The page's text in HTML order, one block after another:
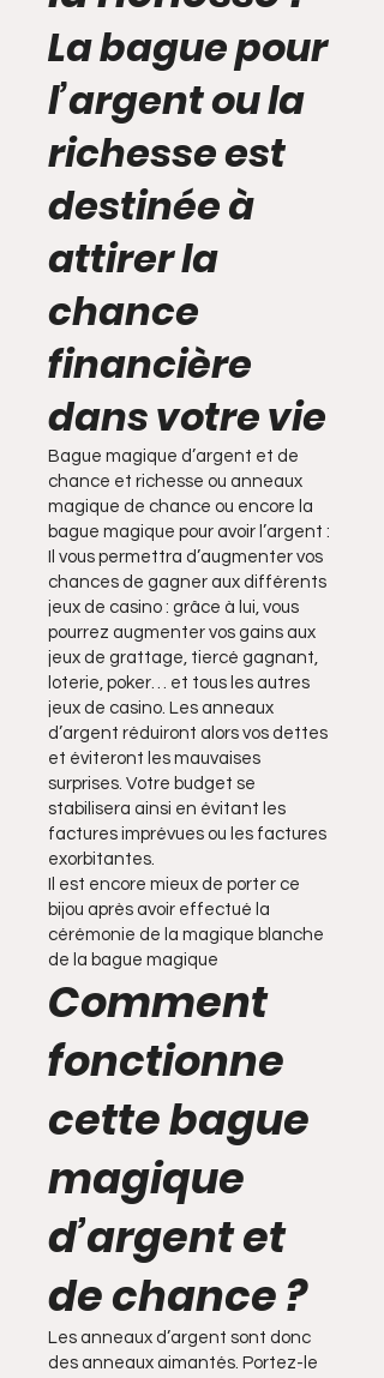
La bague pour
l’argent ou la
richesse est
destinée à
attirer la
chance
financière
dans votre vie
Bague magique d’argent et de
chance et richesse ou anneaux
magique de chance ou encore la
bague magique pour avoir l’argent :
Il vous permettra d’augmenter vos
chances de gagner aux différents
jeux de casino : grâce à lui, vous
pourrez augmenter vos gains aux
jeux de grattage, tiercé gagnant,
loterie, poker… et tous les autres
jeux de casino. Les anneaux
d’argent réduiront alors vos dettes
et éviteront les mauvaises
surprises. Votre budget se
stabilisera ainsi en évitant les
factures imprévues ou les factures
exorbitantes.
Il est encore mieux de porter ce
bijou après avoir effectué la
cérémonie de la magique blanche
de la bague magique
Comment
fonctionne
cette bague
magique
d’argent et
de chance ?
Les anneaux d’argent sont donc
des anneaux aimantés. Portez-le